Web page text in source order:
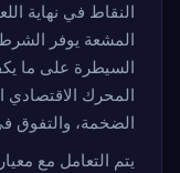
النقاط في نهاية
المشعة يوفر
السيطرة على ما
المحرك الاقتصادي
الضخمة، والتفوق
يتم التعامل مع